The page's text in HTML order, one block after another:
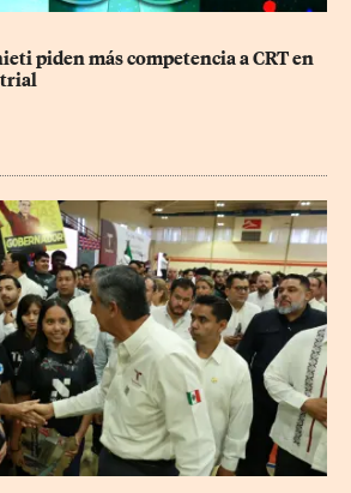
piden más competencia a CRT en